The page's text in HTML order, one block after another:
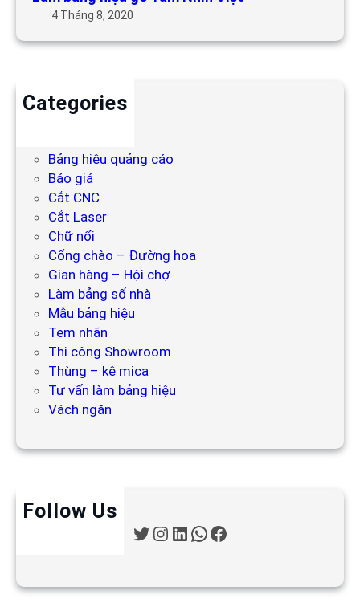
4 Tháng 8, 2020
Categories
Bảng hiệu quảng cáo
Báo giá
Cắt CNC
Cắt Laser
Chữ nổi
Cổng chào – Đường hoa
Gian hàng – Hội chợ
Làm bảng số nhà
Mẫu bảng hiệu
Tem nhãn
Thi công Showroom
Thùng – kệ mica
Tư vấn làm bảng hiệu
Vách ngăn
Follow Us
T
t
I
t
L
k
W
t
F
e